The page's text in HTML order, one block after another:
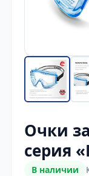
Очки
серия
В наличии